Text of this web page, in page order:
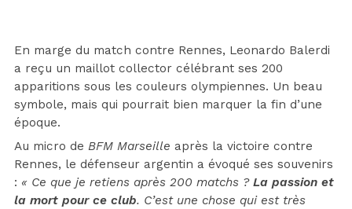
En marge du match contre Rennes, Leonardo Balerdi
a reçu un maillot collector célébrant ses 200
apparitions sous les couleurs olympiennes. Un beau
symbole, mais qui pourrait bien marquer la fin d’une
époque.
Au micro de BFM Marseille après la victoire contre
Rennes, le défenseur argentin a évoqué ses souvenirs
: « Ce que je retiens après 200 matchs ? La passion et
la mort pour ce club. C’est une chose qui est très